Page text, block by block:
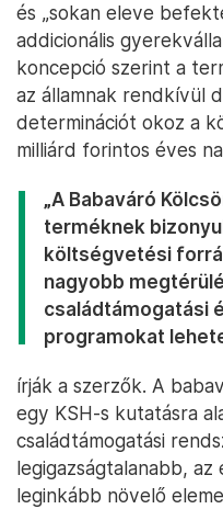
és „sokan eleve
addicionális
koncepció szerint a
az államnak rendkívül
determinációt okoz a
milliárd forintos éves
„A Babaváró
terméknek
költségvetési
nagyobb
családtámogatási
programokat
írják a szerzők. A
egy KSH-s kutatásra
családtámogatási
legigazságtalanabb,
leginkább növelő